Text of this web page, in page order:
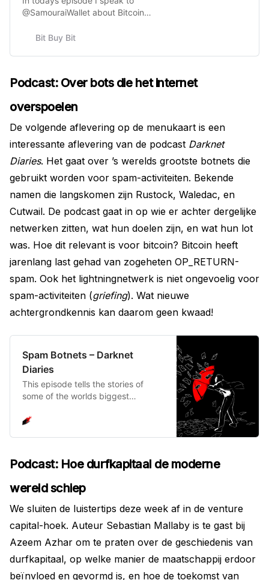
@SamouraiWallet about Bitcoin
using the tools available to preserve
Bit Buy Bit
Podcast: Over bots die het internet
overspoelen
De volgende aflevering op de menukaart is een
interessante aflevering van de podcast Darknet
Diaries. Het gaat over ’s werelds grootste botnets die
gebruikt worden voor spam-activiteiten. Bekende
namen die langskomen zijn Rustock, Waledac, en
Cutwail. De podcast gaat in op wie er achter dergelijke
netwerken zitten, wat hun doelen zijn, en wat hun lot
was. Hoe dit relevant is voor bitcoin? Bitcoin heeft
jarenlang last gehad van zogeheten OP_RETURN-
spam. Ook het lightningnetwerk is niet ongevoelig voor
spam-activiteiten (griefing). Wat nieuwe
achtergrondkennis kan daarom geen kwaad!
Spam Botnets – Darknet
Diaries
This episode tells the stories of
some of the worlds biggest
the botnets Rustock, Waledac, and
Podcast: Hoe durfkapitaal de moderne
wereld schiep
We sluiten de luistertips deze week af in de venture
capital-hoek. Auteur Sebastian Mallaby is te gast bij
Azeem Azhar om te praten over de geschiedenis van
durfkapitaal, op welke manier de maatschappij erdoor
beïnvloed en gevormd is, en hoe de toekomst van